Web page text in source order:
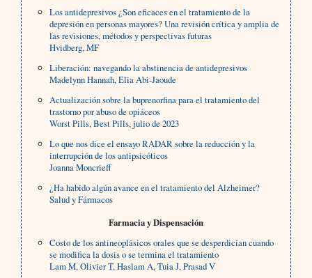
Los antidepresivos ¿Son eficaces en el tratamiento de la
depresión en personas mayores? Una revisión crítica y amplia de
las revisiones, métodos y perspectivas futuras
Hvidberg, MF
Liberación: navegando la abstinencia de antidepresivos
Madelynn Hannah, Elia Abi-Jaoude
Actualización sobre la buprenorfina para el tratamiento del
trastorno por abuso de opiáceos
Worst Pills, Best Pills, julio de 2023
Lo que nos dice el ensayo RADAR sobre la reducción y la
interrupción de los antipsicóticos
Joanna Moncrieff
¿Ha habido algún avance en el tratamiento del Alzheimer?
Salud y Fármacos
Farmacia y Dispensación
Costo de los antineoplásicos orales que se desperdician cuando
se modifica la dosis o se termina el tratamiento
Lam M, Olivier T, Haslam A, Tuia J, Prasad V